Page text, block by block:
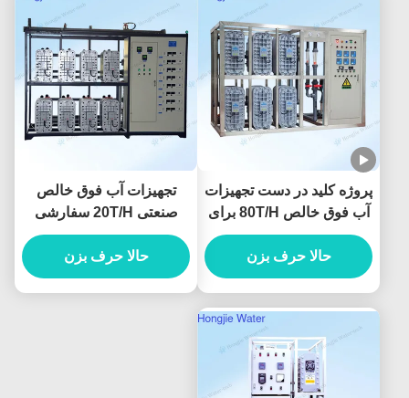
پروژه کلید در دست تجهیزات
آب فوق خالص 80T/H برای
تمیز کردن پنل نمایشگر
حالا حرف بزن
تجهیزات آب فوق خالص
صنعتی 20T/H سفارشی
برای لیتوگرافی
حالا حرف بزن